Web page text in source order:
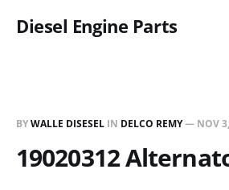
Diesel Engine Parts
BYWALLE DISESEL IN DELCO REMY— NOV
19020312